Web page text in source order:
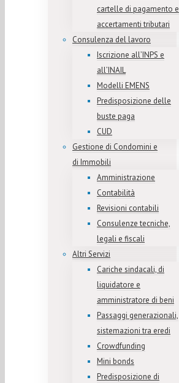
cartelle di pagamento e
accertamenti tributari
Consulenza del lavoro
Iscrizione all’INPS e
all’INAIL
Modelli EMENS
Predisposizione delle
buste paga
CUD
Gestione di Condomini e
di Immobili
Amministrazione
Contabilità
Revisioni contabili
Consulenze tecniche,
legali e fiscali
Altri Servizi
Cariche sindacali, di
liquidatore e
amministratore di beni
Passaggi generazionali,
sistemazioni tra eredi
Crowdfunding
Mini bonds
Predisposizione di